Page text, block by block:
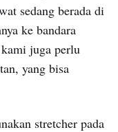
sedang berada di
ke bandara
juga perlu
yang bisa
stretcher pada